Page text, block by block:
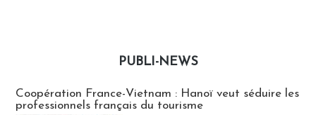
PUBLI-NEWS
Coopération France-Vietnam : Hanoï veut séduire les
professionnels français du tourisme